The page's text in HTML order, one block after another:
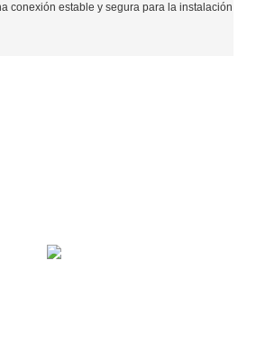
conexión estable y segura para la instalación